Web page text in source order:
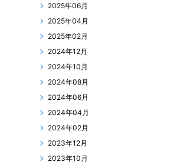
2025年06月
2025年04月
2025年02月
2024年12月
2024年10月
2024年08月
2024年06月
2024年04月
2024年02月
2023年12月
2023年10月